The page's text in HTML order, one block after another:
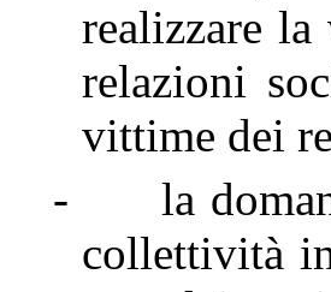
realizzare
relazioni
vittime dei
-
la
collettività